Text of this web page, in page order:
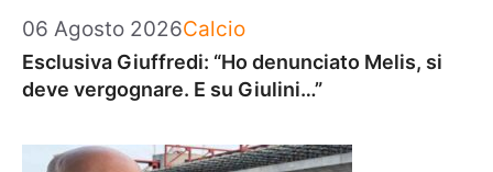
06 Agosto 2026Categorie
Calcio
Esclusiva Giuffredi: “Ho denunciato Melis, si
deve vergognare. E su Giulini…”